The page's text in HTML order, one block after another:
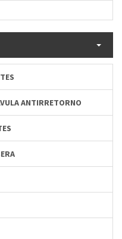
ANTIRRETORNO